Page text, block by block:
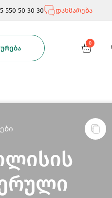
550 50 30 30 დახმარება
0